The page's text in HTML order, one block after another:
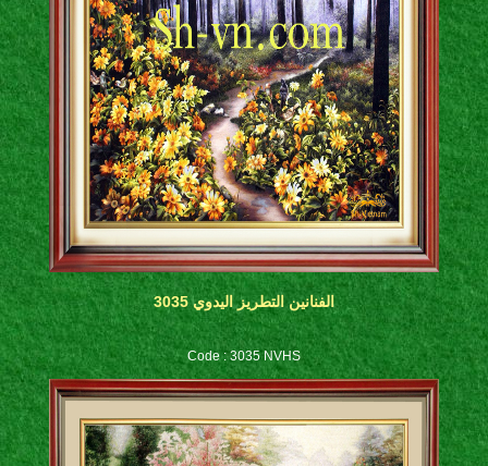
الفنانين التطريز اليدوي 3035
Code : 3035 NVHS